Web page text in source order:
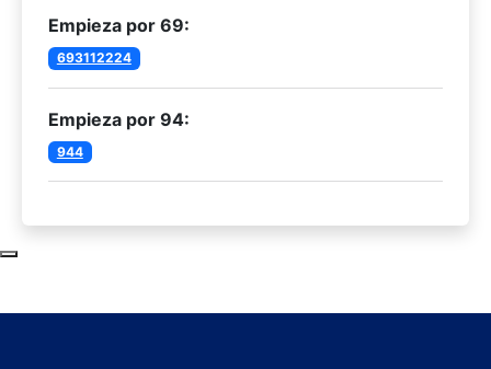
Empieza por 69:
693112224
Empieza por 94:
944